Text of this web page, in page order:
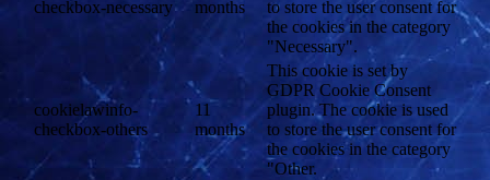
checkbox-necessary
months
to store the user consent for
the cookies in the category
"Necessary".
cookielawinfo-
checkbox-others
11
months
This cookie is set by
GDPR Cookie Consent
plugin. The cookie is used
to store the user consent for
the cookies in the category
"Other.